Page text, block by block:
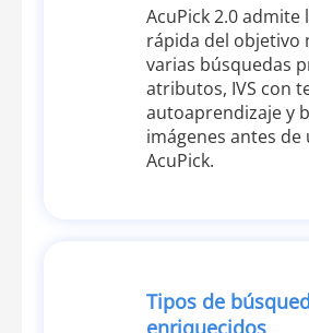
AcuPick 2.0 admite
rápida del objetivo
varias búsquedas
atributos, IVS con
autoaprendizaje y
imágenes antes de
AcuPick.
Tipos de
enriquecidos